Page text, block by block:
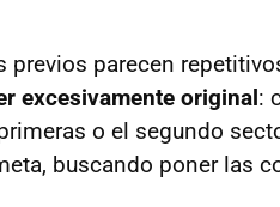
previos parecen
excesivamente original:
o el segundo
buscando poner las